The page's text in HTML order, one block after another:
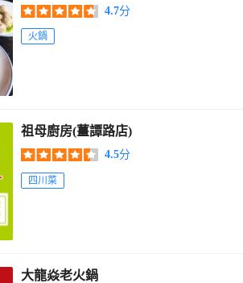
4.7分
火鍋
祖母廚房(薑譚路店)
4.5分
四川菜
大龍焱老火鍋